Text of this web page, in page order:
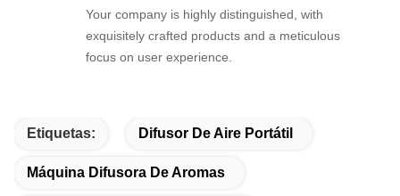
Your company is highly distinguished, with
exquisitely crafted products and a meticulous
focus on user experience.
Etiquetas: Difusor De Aire Portátil
Máquina Difusora De Aromas